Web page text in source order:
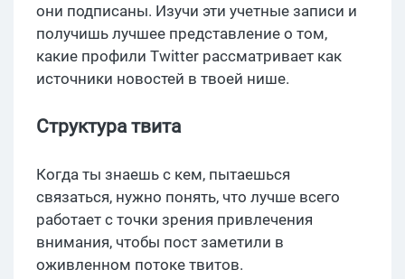
они подписаны. Изучи эти учетные записи и
получишь лучшее представление о том,
какие профили Twitter рассматривает как
источники новостей в твоей нише.
Структура твита
Когда ты знаешь с кем, пытаешься
связаться, нужно понять, что лучше всего
работает с точки зрения привлечения
внимания, чтобы пост заметили в
оживленном потоке твитов.